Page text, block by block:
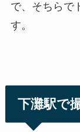
で、そちらで
す。
下灘駅で